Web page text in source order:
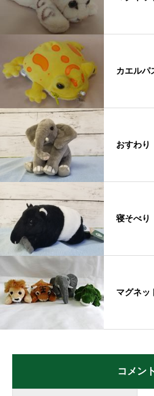
カエルパ
おすわ
寝そべ
マグネッ
コメント